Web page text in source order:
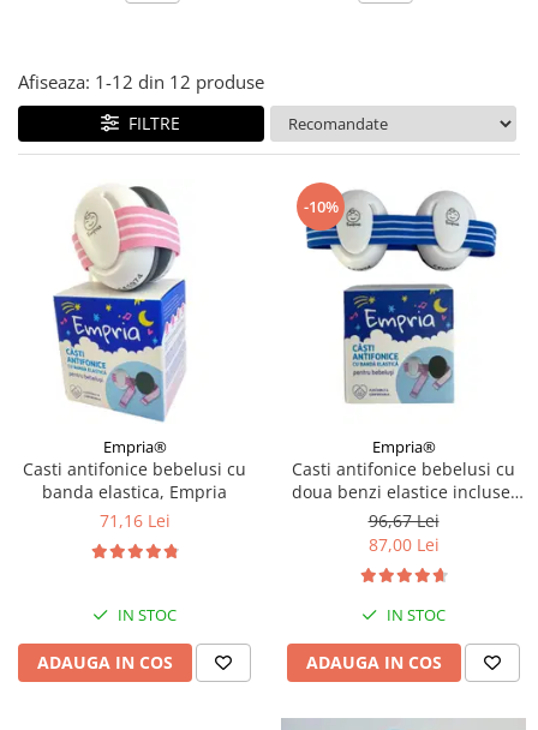
Afiseaza: 1-12 din 12 produse
FILTRE
Empria®
Casti antifonice bebelusi cu
banda elastica, Empria
71,16 Lei
IN STOC
ADAUGA IN COS
-10%
Empria®
Casti antifonice bebelusi cu
doua benzi elastice incluse,
roz si albastru, Empria
96,67 Lei
87,00 Lei
IN STOC
ADAUGA IN COS